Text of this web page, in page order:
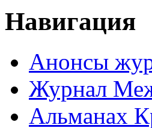
Навигация
Анонсы
Журнал
Альманах